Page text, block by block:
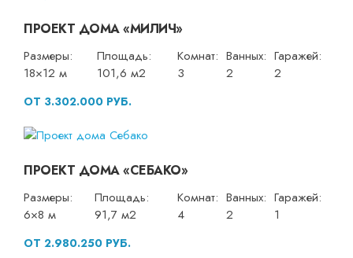
ПРОЕКТ ДОМА «МИЛИЧ»
Размеры:
18×12 м
Площадь:
101,6 м2
Комнат:
3
Ванных:
2
Гаражей:
2
ОТ 3.302.000 РУБ.
ПРОЕКТ ДОМА «СЕБАКО»
Размеры:
6×8 м
Площадь:
91,7 м2
Комнат:
4
Ванных:
2
Гаражей:
1
ОТ 2.980.250 РУБ.